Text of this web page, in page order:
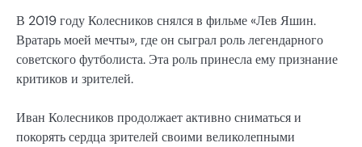
В 2019 году Колесников снялся в фильме «Лев Яшин.
Вратарь моей мечты», где он сыграл роль легендарного
советского футболиста. Эта роль принесла ему признание
критиков и зрителей.
Иван Колесников продолжает активно сниматься и
покорять сердца зрителей своими великолепными